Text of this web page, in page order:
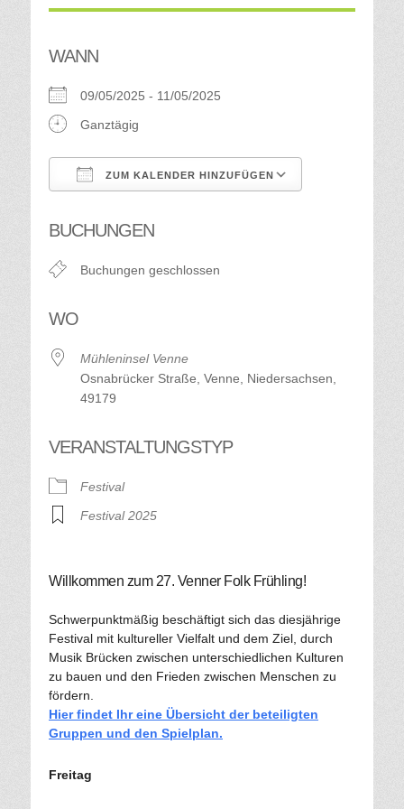
WANN
09/05/2025 - 11/05/2025
Ganztägig
ZUM KALENDER HINZUFÜGEN
BUCHUNGEN
Buchungen geschlossen
WO
Mühleninsel Venne
Osnabrücker Straße, Venne, Niedersachsen,
49179
VERANSTALTUNGSTYP
Festival
Festival 2025
Willkommen zum 27. Venner Folk Frühling!
Schwerpunktmäßig beschäftigt sich das diesjährige
Festival mit kultureller Vielfalt und dem Ziel, durch
Musik Brücken zwischen unterschiedlichen Kulturen
zu bauen und den Frieden zwischen Menschen zu
fördern.
Hier findet Ihr eine Übersicht der beteiligten
Gruppen und den Spielplan.
Freitag